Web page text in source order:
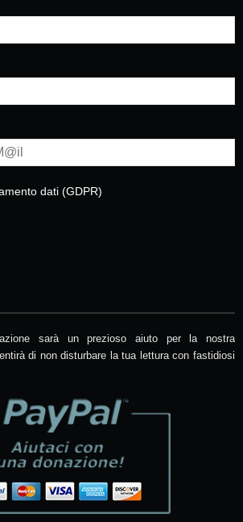
dati (GDPR)
sarà un prezioso aiuto per la nostra
di non disturbare la tua lettura con fastidiosi